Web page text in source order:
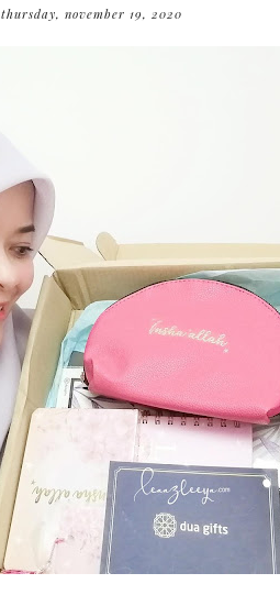
thursday, november 19, 2020